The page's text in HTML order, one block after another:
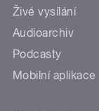
Živé vysílání
Audioarchiv
Podcasty
Mobilní aplikace